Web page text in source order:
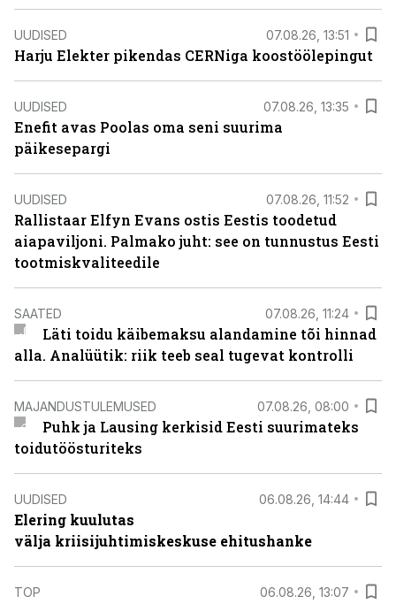
UUDISED 07.08.26, 13:51
Harju Elekter pikendas CERNiga koostöölepingut
UUDISED 07.08.26, 13:35
Enefit avas Poolas oma seni suurima
päikesepargi
UUDISED 07.08.26, 11:52
Rallistaar Elfyn Evans ostis Eestis toodetud
aiapaviljoni. Palmako juht: see on tunnustus Eesti
tootmiskvaliteedile
SAATED 07.08.26, 11:24
Läti toidu käibemaksu alandamine tõi hinnad
alla. Analüütik: riik teeb seal tugevat kontrolli
MAJANDUSTULEMUSED 07.08.26, 08:00
Puhk ja Lausing kerkisid Eesti suurimateks
toidutöösturiteks
UUDISED 06.08.26, 14:44
Elering kuulutas
välja kriisijuhtimiskeskuse ehitushanke
TOP 06.08.26, 13:07